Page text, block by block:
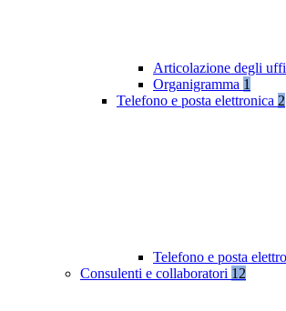
Articolazione degli
Organigramma 1
Telefono e posta elettronica 2
Telefono e posta
Consulenti e collaboratori 12